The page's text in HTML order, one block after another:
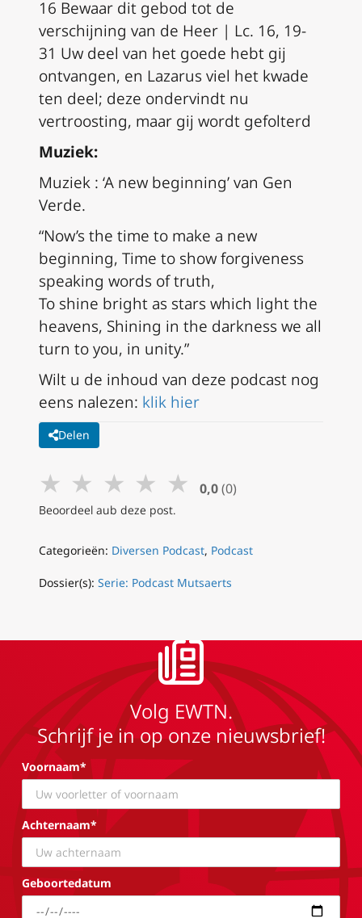
16 Bewaar dit gebod tot de
verschijning van de Heer | Lc. 16, 19-
31 Uw deel van het goede hebt gij
ontvangen, en Lazarus viel het kwade
ten deel; deze ondervindt nu
vertroosting, maar gij wordt gefolterd
Muziek:
Muziek : ‘A new beginning’ van Gen
Verde.
“Now’s the time to make a new
beginning, Time to show forgiveness
speaking words of truth,
To shine bright as stars which light the
heavens, Shining in the darkness we all
turn to you, in unity.”
Wilt u de inhoud van deze podcast nog
eens nalezen: klik hier
Delen
★ ★ ★ ★ ★ 0,0 (0)
Beoordeel aub deze post.
Categorieën: Diversen Podcast, Podcast
Dossier(s): Serie: Podcast Mutsaerts
Volg EWTN.
Schrijf je in op onze nieuwsbrief!
Voornaam*
Achternaam*
Geboortedatum